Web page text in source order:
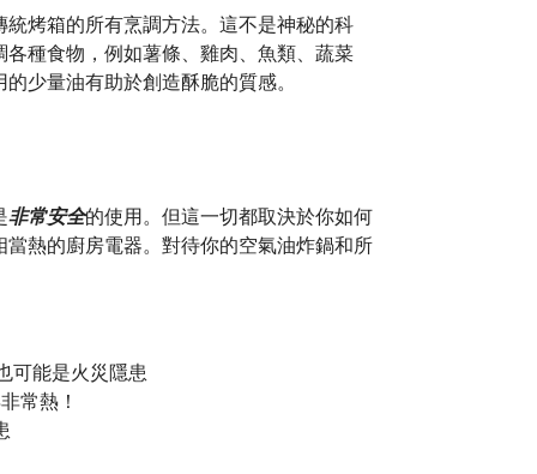
烤箱的所有烹調方法。這不是神秘的科
種食物，例如薯條、雞肉、魚類、蔬菜
少量油有助於創造酥脆的質感。
非常安全的使用。但這一切都取決於你如何
熱的廚房電器。對待你的空氣油炸鍋和所
可能是火災隱患
常熱！